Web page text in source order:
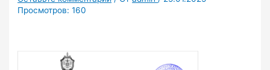
Просмотров: 160